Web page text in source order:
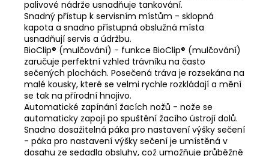
palivové nádrže usnadňuje tankování.
Snadný přístup k servisním místům - sklopná
kapota a snadno přístupná obslužná místa
usnadňují servis a údržbu.
BioClip® (mulčování) - funkce BioClip® (mulčování)
zaručuje perfektní vzhled trávníku na často
sečených plochách. Posečená tráva je rozsekána na
malé kousky, které se velmi rychle rozkládají a mění
se tak na přírodní hnojivo.
Automatické zapínání žacích nožů - nože se
automaticky zapojí po spuštění žacího ústrojí dolů.
Snadno dosažitelná páka pro nastavení výšky sečení
- páka pro nastavení výšky sečení je umístěná v
dosahu ze sedadla obsluhy, což umožňuje průběžně